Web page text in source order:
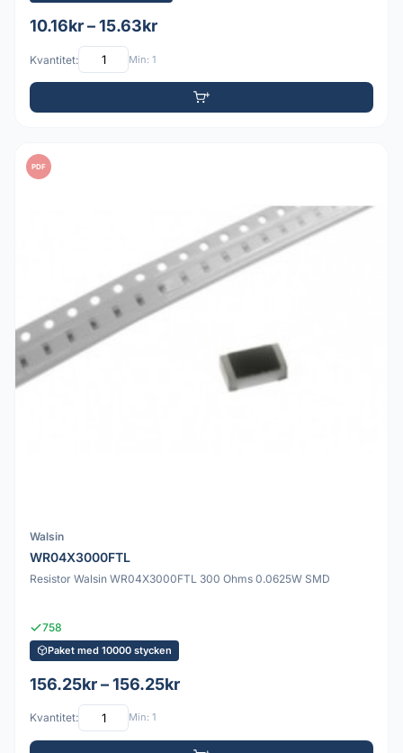
10.16kr – 15.63kr
Kvantitet: Min: 1
PDF
Walsin
WR04X3000FTL
Resistor Walsin WR04X3000FTL 300 Ohms 0.0625W SMD
758
Paket med 10000 stycken
156.25kr – 156.25kr
Kvantitet: Min: 1